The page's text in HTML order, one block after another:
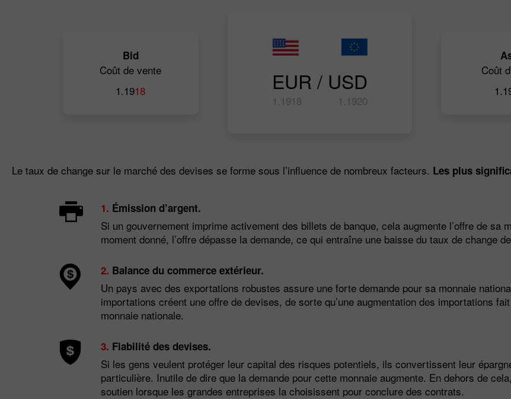
Bid
Coût de vente
1.1918 EUR / USD
1.1918 1.1920
Coût
Le taux de change sur le marché des devises se forme sous l’influence de nombreux facteurs. Les plus
1. Émission d’argent.
Si un gouvernement imprime activement des billets de banque, cela augmente l’offre de sa
moment donné, l’offre dépasse la demande, ce qui entraîne une baisse du taux de change
2. Balance du commerce extérieur.
Un pays avec des exportations robustes assure une forte demande pour sa monnaie
importations créent une offre de devises, de sorte qu’une augmentation des importations
monnaie nationale.
3. Fiabilité des devises.
Si les gens veulent protéger leur capital des risques potentiels, ils convertissent leur
particulière. Inutile de dire que la demande pour cette monnaie augmente. En dehors de
soutien lorsque les grandes entreprises la choisissent pour conclure des contrats.